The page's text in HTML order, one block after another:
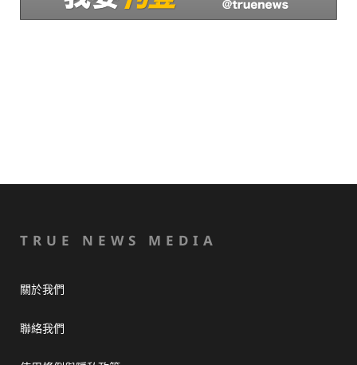
TRUE NEWS MEDIA
關於我們
聯絡我們